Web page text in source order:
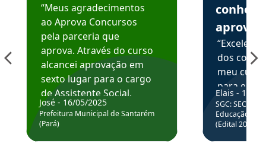
“Meus agradecimentos
ao Aprova Concursos
pela parceria que
aprova. Através do curso
alcancei aprovação em
sexto lugar para o cargo
de Assistente Social.
Hoje estou atuando na
Prefeitura de Santarém.
José - 16/05/2025
Prefeitura Municipal de Santarém
(Pará)
aprova
dos
meu
para
colocar
através
de
Elais - 15/
SGC: SEC BA
Educação
(Edital